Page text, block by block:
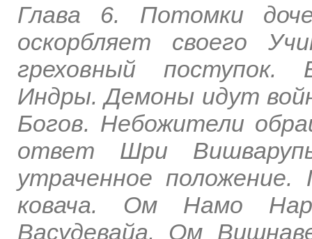
Глава 6. Потомки
оскорбляет своего
греховный поступок.
Индры. Демоны идут
Богов. Небожители
ответ Шри
утраченное положение.
ковача. Ом Намо
Васудевайа. Ом